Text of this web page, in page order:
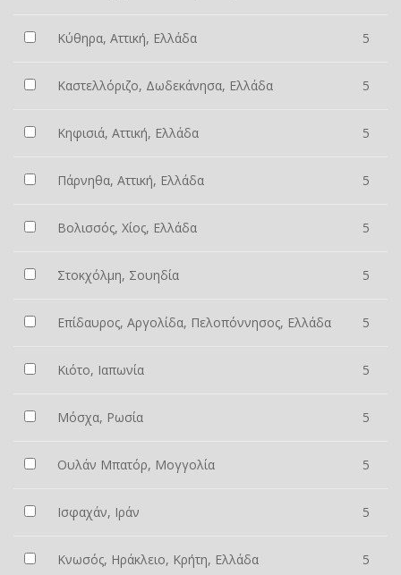
Κύθηρα, Αττική, Ελλάδα 5
Καστελλόριζο, Δωδεκάνησα, Ελλάδα 5
Κηφισιά, Αττική, Ελλάδα 5
Πάρνηθα, Αττική, Ελλάδα 5
Βολισσός, Χίος, Ελλάδα 5
Στοκχόλμη, Σουηδία 5
Επίδαυρος, Αργολίδα, Πελοπόννησος, Ελλάδα 5
Κιότο, Ιαπωνία 5
Μόσχα, Ρωσία 5
Ουλάν Μπατόρ, Μογγολία 5
Ισφαχάν, Ιράν 5
Κνωσός, Ηράκλειο, Κρήτη, Ελλάδα 5